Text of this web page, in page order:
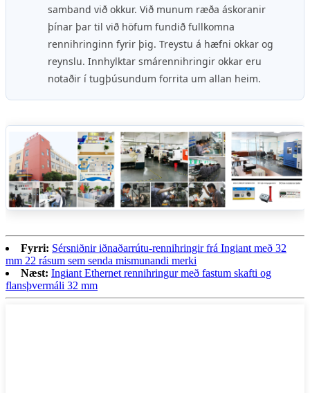
samband við okkur. Við munum ræða áskoranir
þínar þar til við höfum fundið fullkomna
rennihringinn fyrir þig. Treystu á hæfni okkar og
reynslu. Innhylktar smárennihringir okkar eru
notaðir í tugþúsundum forrita um allan heim.
Fyrri: Sérsniðnir iðnaðarrútu-rennihringir frá Ingiant með 32
mm 22 rásum sem senda mismunandi merki
Næst: Ingiant Ethernet rennihringur með fastum skafti og
flansþvermáli 32 mm